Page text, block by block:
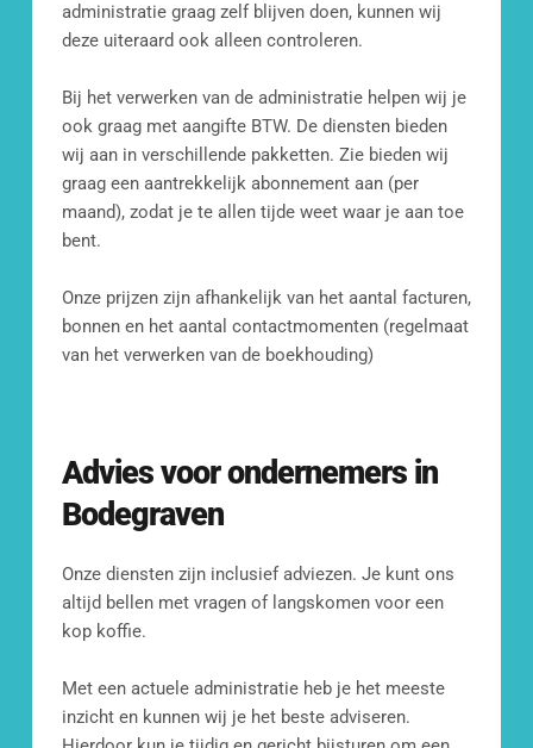
Mail ons
Bel ons
010 307 2338
3131 CC Vlaardingen
administratie graag zelf blijven doen, kunnen wij
deze uiteraard ook alleen controleren.
Bij het verwerken van de administratie helpen wij je
ook graag met aangifte BTW. De diensten bieden
wij aan in verschillende pakketten. Zie bieden wij
graag een aantrekkelijk abonnement aan (per
maand), zodat je te allen tijde weet waar je aan toe
bent.
Onze prijzen zijn afhankelijk van het aantal facturen,
bonnen en het aantal contactmomenten (regelmaat
van het verwerken van de boekhouding)
Advies voor ondernemers in
Bodegraven
Onze diensten zijn inclusief adviezen. Je kunt ons
altijd bellen met vragen of langskomen voor een
kop koffie.
Met een actuele administratie heb je het meeste
inzicht en kunnen wij je het beste adviseren.